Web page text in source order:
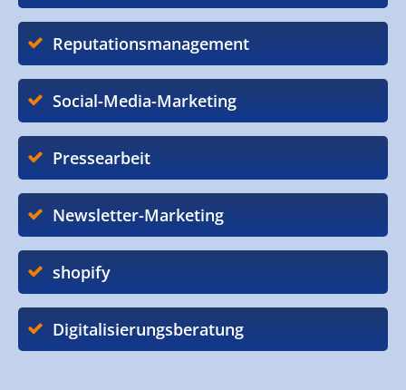
Reputationsmanagement
Social-Media-Marketing
Pressearbeit
Newsletter-Marketing
shopify
Digitalisierungsberatung